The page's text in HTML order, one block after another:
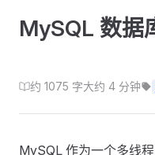
MySQL 数据
约 1075 字大约 4 分钟
MySQL 作为一个多线